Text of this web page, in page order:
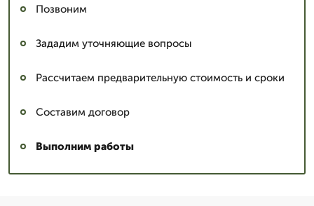
Позвоним
Зададим уточняющие вопросы
Рассчитаем предварительную стоимость и сроки
Составим договор
Выполним работы